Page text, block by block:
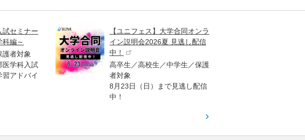
試セミナー
科編～
護者対象
医学科入試
習アドバイ
【ユニフェス】大学合同オンラ
イン説明会2026夏 見逃し配信
中！
高卒生／高校生／中学生／保護
者対象
8月23日（日）まで見逃し配信
中！